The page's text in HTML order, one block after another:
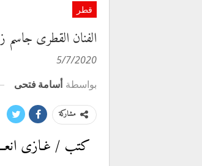
قطر
الفنان القطرى
5/7/2020
بواسطة أسامة فتحى
مشاركة
كتب / غـازى